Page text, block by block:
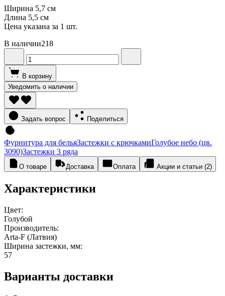
Ширина 5,7 см
Длина 5,5 см
Цена указана за 1 шт.
В наличии218
В корзину
Уведомить о наличии
Задать вопрос Поделиться
Фурнитура для бельяЗастежки с крючкамиГолубое небо (цв.
3090)Застежки 3 ряда
О товаре Доставка Оплата Акции и статьи (2)
Характеристики
Цвет:
Голубой
Производитель:
Arta-F (Латвия)
Ширина застежки, мм:
57
Варианты доставки